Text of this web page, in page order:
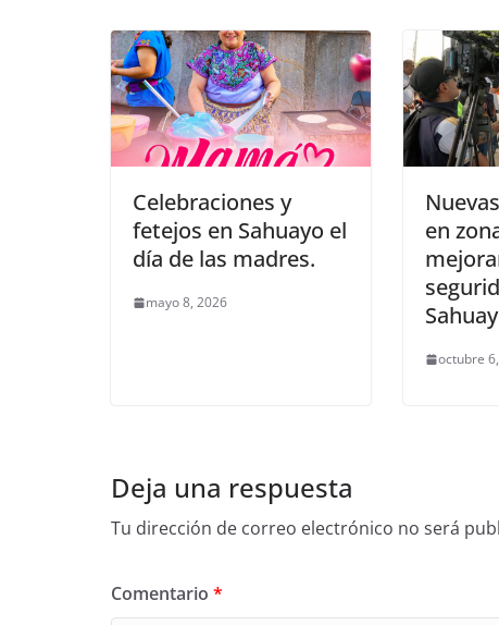
Celebraciones y
fetejos en Sahuayo el
día de las madres.
mayo 8, 2026
en
octubre
Deja una respuesta
Tu dirección de correo electrónico no será
Comentario *